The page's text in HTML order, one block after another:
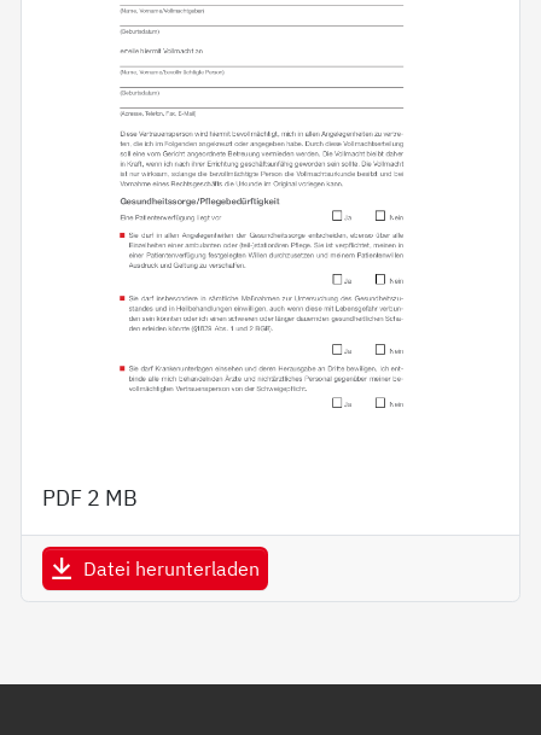
PDF 2 MB
Datei herunterladen